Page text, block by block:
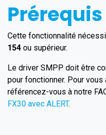
Prérequis
Cette fonctionnalité
154 ou supérieur.
Le driver SMPP doit être
pour fonctionner. Pour
référencez-vous à notre
FX30 avec ALERT.